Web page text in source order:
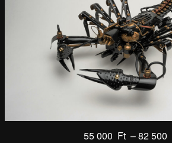
55 000 Ft –82 500